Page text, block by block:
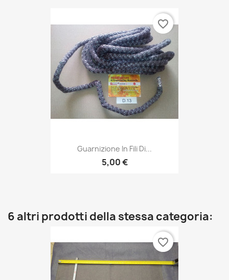
Guarnizione In Fili Di...
5,00 €
favorite_border
6 altri prodotti della stessa categoria:
favorite_border